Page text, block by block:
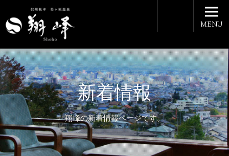
新着情報
翔峰の新着情報ページです。
MENU